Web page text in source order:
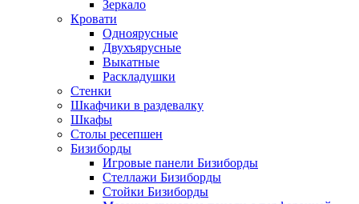
Зеркало
Кровати
Одноярусные
Двухъярусные
Выкатные
Раскладушки
Стенки
Шкафчики в раздевалку
Шкафы
Столы ресепшен
Бизиборды
Игровые панели Бизиборды
Стеллажи Бизиборды
Стойки Бизиборды